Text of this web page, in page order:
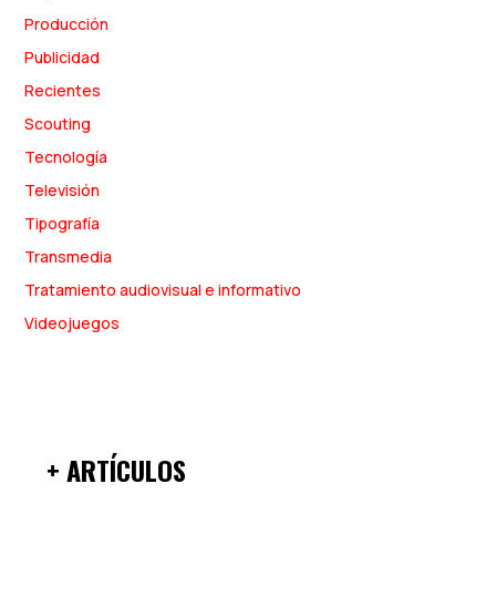
Producción
Publicidad
Recientes
Scouting
Tecnología
Televisión
Tipografía
Transmedia
Tratamiento audiovisual e informativo
Videojuegos
+ ARTÍCULOS